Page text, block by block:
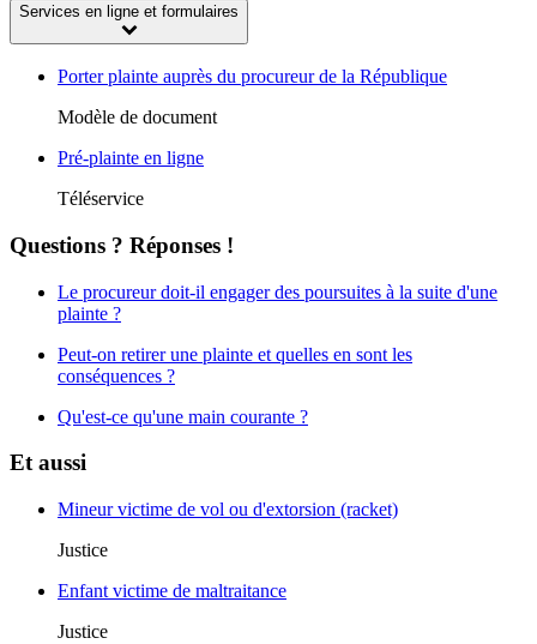
Services en ligne et formulaires
Porter plainte auprès du procureur de la République
Modèle de document
Pré-plainte en ligne
Téléservice
Questions ? Réponses !
Le procureur doit-il engager des poursuites à la suite d'une
plainte ?
Peut-on retirer une plainte et quelles en sont les
conséquences ?
Qu'est-ce qu'une main courante ?
Et aussi
Mineur victime de vol ou d'extorsion (racket)
Justice
Enfant victime de maltraitance
Justice